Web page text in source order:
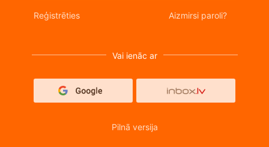
Reģistrēties Aizmirsi paroli?
Vai ienāc ar
Pilnā versija